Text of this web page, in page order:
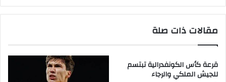
مقالات ذات صلة
قرعة كأس الكونفدرالية تبتسم
للجيش الملكي والرجاء